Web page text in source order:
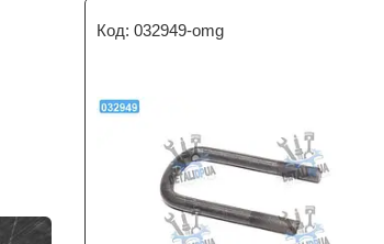
032949-omg